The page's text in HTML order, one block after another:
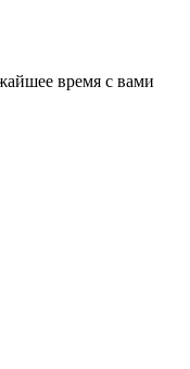
время с вами